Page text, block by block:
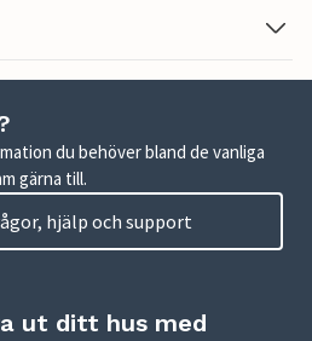
du behöver bland de vanliga
gärna till.
hjälp och support
ut ditt hus med